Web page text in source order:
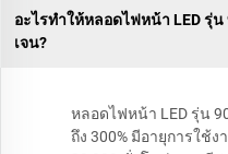
อะไรทำให้หลอดไฟหน้า LED รุ่
เจน?
หลอดไฟหน้า LED รุ่น
ถึง 300% มีอายุการใช้